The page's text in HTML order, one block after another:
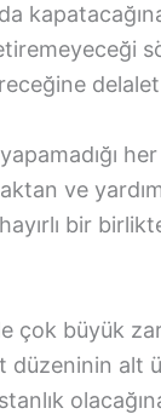
ve
bir
çok büyük
düzeninin alt